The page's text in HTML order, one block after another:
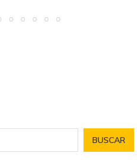
BUSCAR